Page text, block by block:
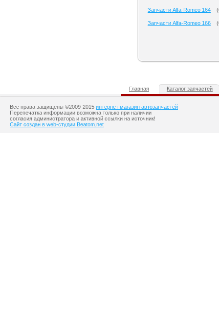
Запчасти Alfa-Romeo 164 (
Запчасти Alfa-Romeo 166 (
Главная Каталог запчастей
Все права защищены ©2009-2015 интернет магазин автозапчастей
Перепечатка информации возможна только при наличии
согласия администратора и активной ссылки на источник!
Сайт создан в web-студии Beatom.net